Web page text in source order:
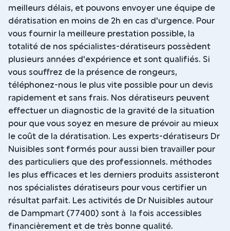
meilleurs délais, et pouvons envoyer une équipe de
dératisation en moins de 2h en cas d'urgence. Pour
vous fournir la meilleure prestation possible, la
totalité de nos spécialistes-dératiseurs possèdent
plusieurs années d'expérience et sont qualifiés. Si
vous souffrez de la présence de rongeurs,
téléphonez-nous le plus vite possible pour un devis
rapidement et sans frais. Nos dératiseurs peuvent
effectuer un diagnostic de la gravité de la situation
pour que vous soyez en mesure de prévoir au mieux
le coût de la dératisation. Les experts-dératiseurs Dr
Nuisibles sont formés pour aussi bien travailler pour
des particuliers que des professionnels. méthodes
les plus efficaces et les derniers produits assisteront
nos spécialistes dératiseurs pour vous certifier un
résultat parfait. Les activités de Dr Nuisibles autour
de Dampmart (77400) sont à la fois accessibles
financièrement et de très bonne qualité.